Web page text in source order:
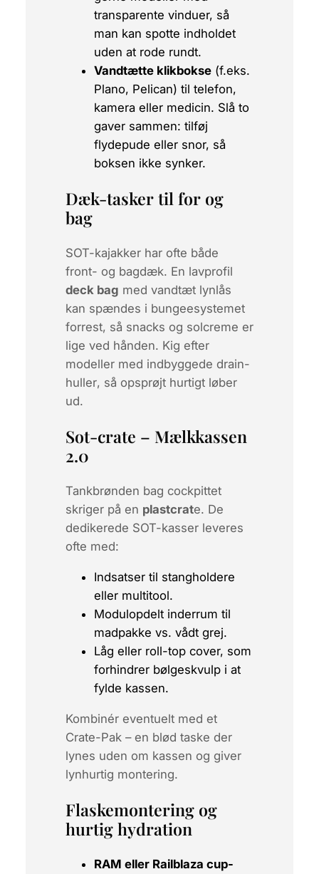
transparente vinduer, så
man kan spotte indholdet
uden at rode rundt.
Vandtætte klikbokse(f.eks.
Plano, Pelican) til telefon,
kamera eller medicin. Slå to
gaver sammen: tilføj
flydepude eller snor, så
boksen ikke synker.
Dæk-tasker til for og
bag
SOT-kajakker har ofte både
front- og bagdæk. En lavprofil
deck bag med vandtæt lynlås
kan spændes i bungeesystemet
forrest, så snacks og solcreme er
lige ved hånden. Kig efter
modeller med indbyggede drain-
huller, så opsprøjt hurtigt løber
ud.
Sot-crate – Mælkkassen
2.0
Tankbrønden bag cockpittet
skriger på en plastcrate. De
dedikerede SOT-kasser leveres
ofte med:
Indsatser til stangholdere
eller multitool.
Modulopdelt inderrum til
madpakke vs. vådt grej.
Låg eller roll-top cover, som
forhindrer bølgeskvulp i at
fylde kassen.
Kombinér eventuelt med et
Crate-Pak– en blød taske der
lynes uden om kassen og giver
lynhurtig montering.
Flaskemontering og
hurtig hydration
RAM eller Railblaza cup-